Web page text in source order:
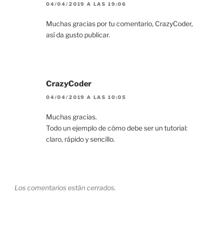
04/04/2019 A LAS 19:06
Muchas gracias por tu comentario, CrazyCoder,
así da gusto publicar.
CrazyCoder
04/04/2019 A LAS 10:05
Muchas gracias.
Todo un ejemplo de cómo debe ser un tutorial:
claro, rápido y sencillo.
Los comentarios están cerrados.